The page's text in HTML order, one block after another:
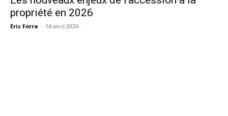
propriété en 2026
Eric Forra - 14 avril 2026